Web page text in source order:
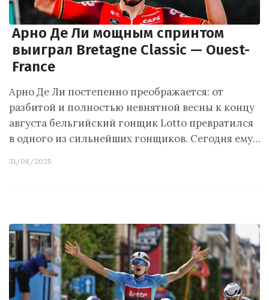
Арно Де Ли мощным спринтом
выиграл Bretagne Classic — Ouest-
France
Арно Де Ли постепенно преображается: от
разбитой и полностью невнятной весны к концу
августа бельгийский гонщик Lotto превратился
в одного из сильнейших гонщиков. Сегодня ему…
31/08/2025